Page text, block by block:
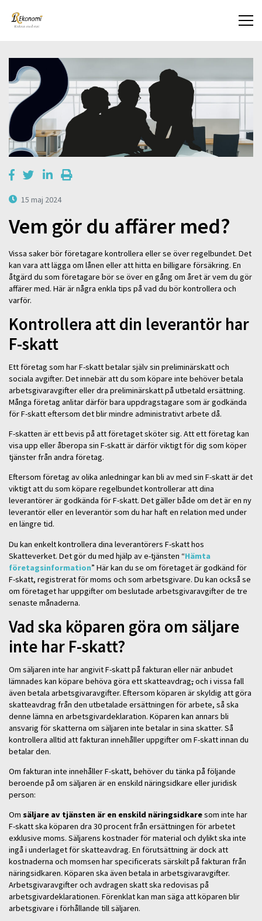
15 maj 2024
Vem gör du affärer med?
Vissa saker bör företagare kontrollera eller se över regelbundet. Det
kan vara att lägga om lånen eller att hitta en billigare försäkring. En
åtgärd du som företagare bör se över en gång om året är vem du gör
affärer med. Här är några enkla tips på vad du bör kontrollera och
varför.
Kontrollera att din leverantör har
F-skatt
Ett företag som har F-skatt betalar själv sin preliminärskatt och
sociala avgifter. Det innebär att du som köpare inte behöver betala
arbetsgivaravgifter eller dra preliminärskatt på utbetald ersättning.
Många företag anlitar därför bara uppdragstagare som är godkända
för F-skatt eftersom det blir mindre administrativt arbete då.
F-skatten är ett bevis på att företaget sköter sig. Att ett företag kan
visa upp eller åberopa sin F-skatt är därför viktigt för dig som köper
tjänster från andra företag.
Eftersom företag av olika anledningar kan bli av med sin F-skatt är det
viktigt att du som köpare regelbundet kontrollerar att dina
leverantörer är godkända för F-skatt. Det gäller både om det är en ny
leverantör eller en leverantör som du har haft en relation med under
en längre tid.
Du kan enkelt kontrollera dina leverantörers F-skatt hos
Skatteverket. Det gör du med hjälp av e-tjänsten “Hämta
företagsinformation” Här kan du se om företaget är godkänd för
F-skatt, registrerat för moms och som arbetsgivare. Du kan också se
om företaget har uppgifter om beslutade arbetsgivaravgifter de tre
senaste månaderna.
Vad ska köparen göra om säljare
inte har F-skatt?
Om säljaren inte har angivit F-skatt på fakturan eller när anbudet
lämnades kan köpare behöva göra ett skatteavdrag,och i vissa fall
även betala arbetsgivaravgifter. Eftersom köparen är skyldig att göra
skatteavdrag från den utbetalade ersättningen för arbete, så ska
denne lämna en arbetsgivardeklaration. Köparen kan annars bli
ansvarig för skatterna om säljaren inte betalar in sina skatter. Så
kontrollera alltid att fakturan innehåller uppgifter om F-skatt innan du
betalar den.
Om fakturan inte innehåller F-skatt, behöver du tänka på följande
beroende på om säljaren är en enskild näringsidkare eller juridisk
person:
Om säljare av tjänsten är en enskild näringsidkaresom inte har
F-skatt ska köparen dra 30 procent från ersättningen för arbetet
exklusive moms. Säljarens kostnader för material och dylikt ska inte
ingå i underlaget för skatteavdrag. En förutsättning är dock att
kostnaderna och momsen har specificerats särskilt på fakturan från
näringsidkaren. Köparen ska även betala in arbetsgivaravgifter.
Arbetsgivaravgifter och avdragen skatt ska redovisas på
arbetsgivardeklarationen. Förenklat kan man säga att köparen blir
arbetsgivare i förhållande till säljaren.